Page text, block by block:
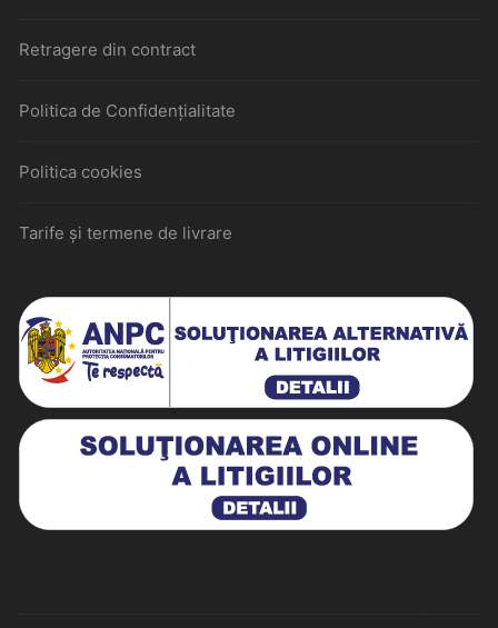
Retragere din contract
Politica de Confidențialitate
Politica cookies
Tarife și termene de livrare